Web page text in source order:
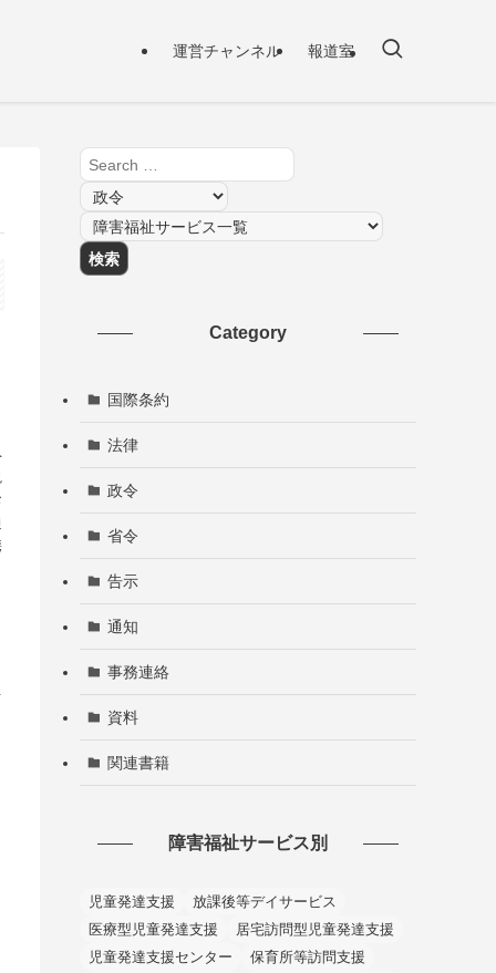
運営チャンネル 報道室
Category
国際条約
法律
政令
省令
告示
通知
事務連絡
資料
関連書籍
障害福祉サービス別
児童発達支援
放課後等デイサービス
医療型児童発達支援
居宅訪問型児童発達支援
児童発達支援センター
保育所等訪問支援